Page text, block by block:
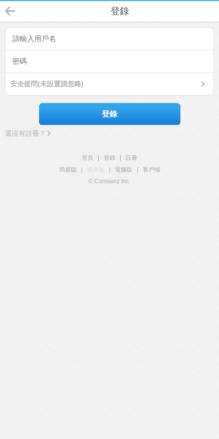
登錄
安全提問(未設置請忽略)
登錄
還沒有註冊？
首頁 登錄
註冊
簡易版
觸屏版 電腦版
客戶端
© Comsenz Inc.